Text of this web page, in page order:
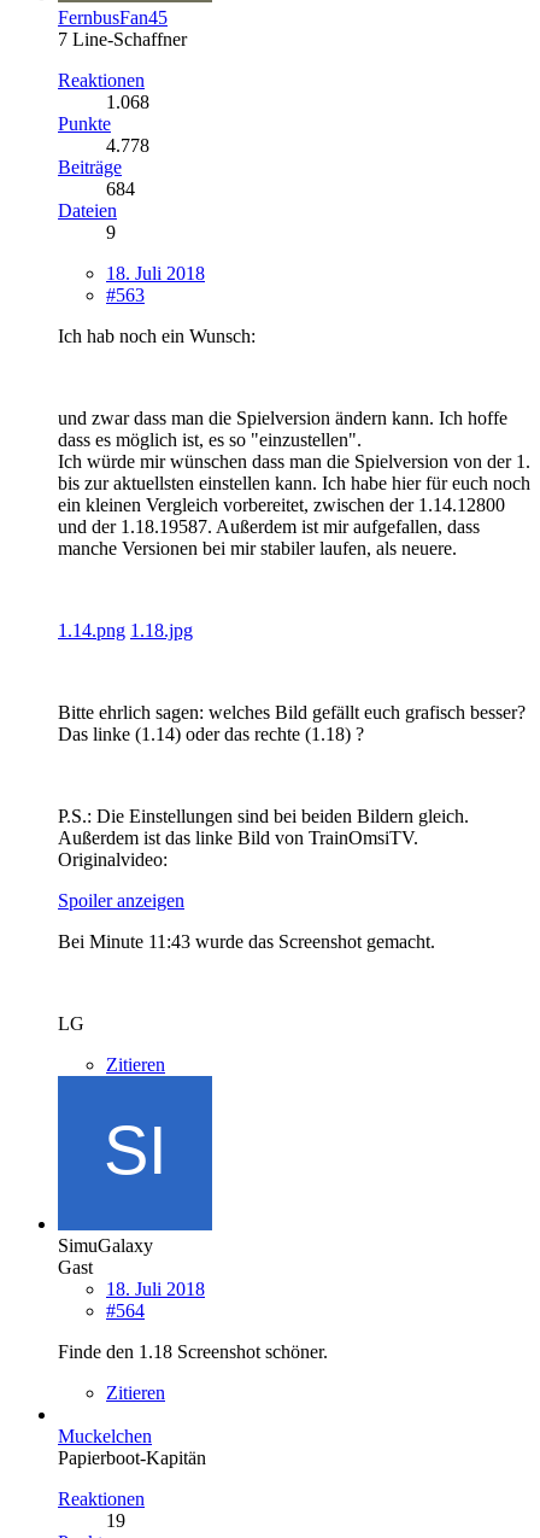
FernbusFan45
7 Line-Schaffner
Reaktionen
1.068
Punkte
4.778
Beiträge
684
Dateien
9
18. Juli 2018
#563
Ich hab noch ein Wunsch:
und zwar dass man die Spielversion ändern kann. Ich hoffe
dass es möglich ist, es so "einzustellen".
Ich würde mir wünschen dass man die Spielversion von der 1.
bis zur aktuellsten einstellen kann. Ich habe hier für euch noch
ein kleinen Vergleich vorbereitet, zwischen der 1.14.12800
und der 1.18.19587. Außerdem ist mir aufgefallen, dass
manche Versionen bei mir stabiler laufen, als neuere.
1.14.png 1.18.jpg
Bitte ehrlich sagen: welches Bild gefällt euch grafisch besser?
Das linke (1.14) oder das rechte (1.18) ?
P.S.: Die Einstellungen sind bei beiden Bildern gleich.
Außerdem ist das linke Bild von TrainOmsiTV.
Originalvideo:
Spoiler anzeigen
Bei Minute 11:43 wurde das Screenshot gemacht.
LG
Zitieren
SimuGalaxy
Gast
18. Juli 2018
#564
Finde den 1.18 Screenshot schöner.
Zitieren
Muckelchen
Papierboot-Kapitän
Reaktionen
19